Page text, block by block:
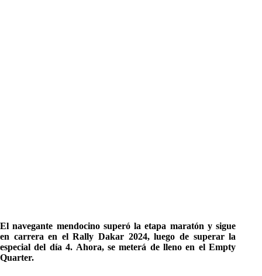
El navegante mendocino superó la etapa maratón y sigue
en carrera en el Rally Dakar 2024, luego de superar la
especial del día 4. Ahora, se meterá de lleno en el Empty
Quarter.